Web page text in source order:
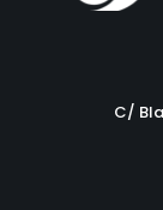
C/